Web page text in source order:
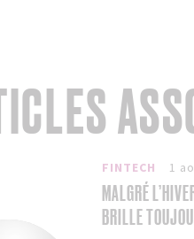
FINTECH 1
MALGRÉ
BRILLE